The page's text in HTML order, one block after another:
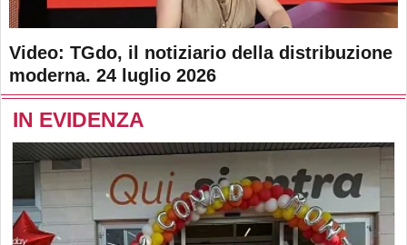
Video: TGdo, il notiziario della distribuzione
moderna. 24 luglio 2026
IN EVIDENZA